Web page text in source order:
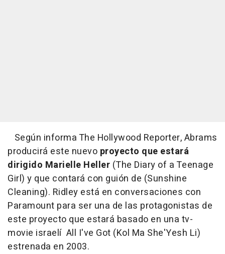
Según informa The Hollywood Reporter, Abrams
producirá este nuevo proyecto que estará
dirigido Marielle Heller (The Diary of a Teenage
Girl) y que contará con guión de (Sunshine
Cleaning). Ridley está en conversaciones con
Paramount para ser una de las protagonistas de
este proyecto que estará basado en una tv-
movie israelí All I've Got (Kol Ma She'Yesh Li)
estrenada en 2003.